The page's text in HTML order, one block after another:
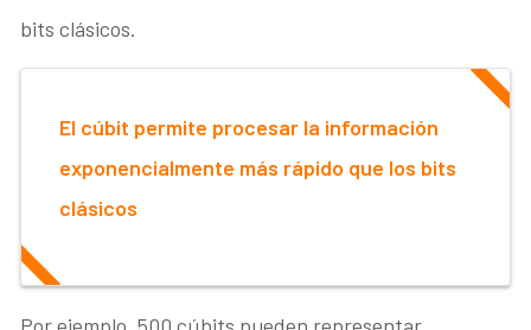
bits clásicos.
El cúbit permite procesar la información
exponencialmente más rápido que los bits
clásicos